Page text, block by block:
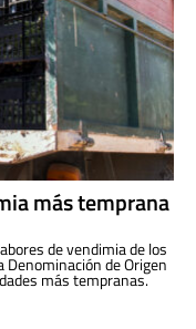
más temprana
de vendimia de los
de Origen
más tempranas.